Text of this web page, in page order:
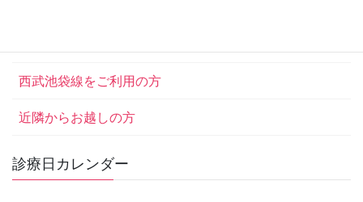
西武池袋線をご利用の方
近隣からお越しの方
診療日カレンダー